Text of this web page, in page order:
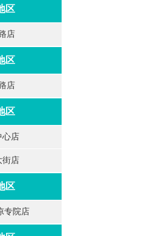
区
店
区
店
区
心店
街店
区
专院店